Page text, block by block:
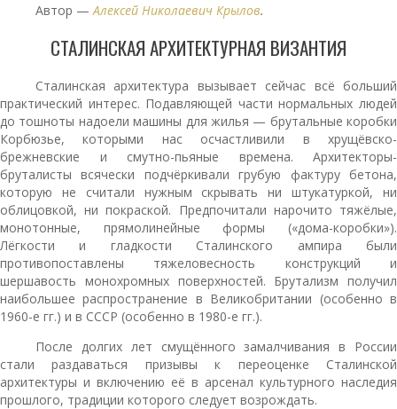
Автор —Алексей Николаевич Крылов.
СТАЛИНСКАЯ АРХИТЕКТУРНАЯ ВИЗАНТИЯ
Сталинская архитектура вызывает сейчас всё больший
практический интерес. Подавляющей части нормальных людей
до тошноты надоели машины для жилья — брутальные коробки
Корбюзье, которыми нас осчастливили в хрущёвско-
брежневские и смутно-пьяные времена. Архитекторы-
бруталисты всячески подчёркивали грубую фактуру бетона,
которую не считали нужным скрывать ни штукатуркой, ни
облицовкой, ни покраской. Предпочитали нарочито тяжёлые,
монотонные, прямолинейные формы («дома-коробки»).
Лёгкости и гладкости Сталинского ампира были
противопоставлены тяжеловесность конструкций и
шершавость монохромных поверхностей. Брутализм получил
наибольшее распространение в Великобритании (особенно в
1960-е гг.) и в СССР (особенно в 1980-е гг.).
После долгих лет смущённого замалчивания в России
стали раздаваться призывы к переоценке Сталинской
архитектуры и включению её в арсенал культурного наследия
прошлого, традиции которого следует возрождать.